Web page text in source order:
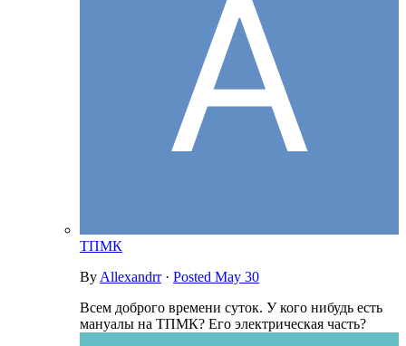
ТПМК
By Allexandrr· Posted May 30
Всем доброго времени суток. У кого нибудь есть
мануалы на ТПМК? Его электрическая часть?